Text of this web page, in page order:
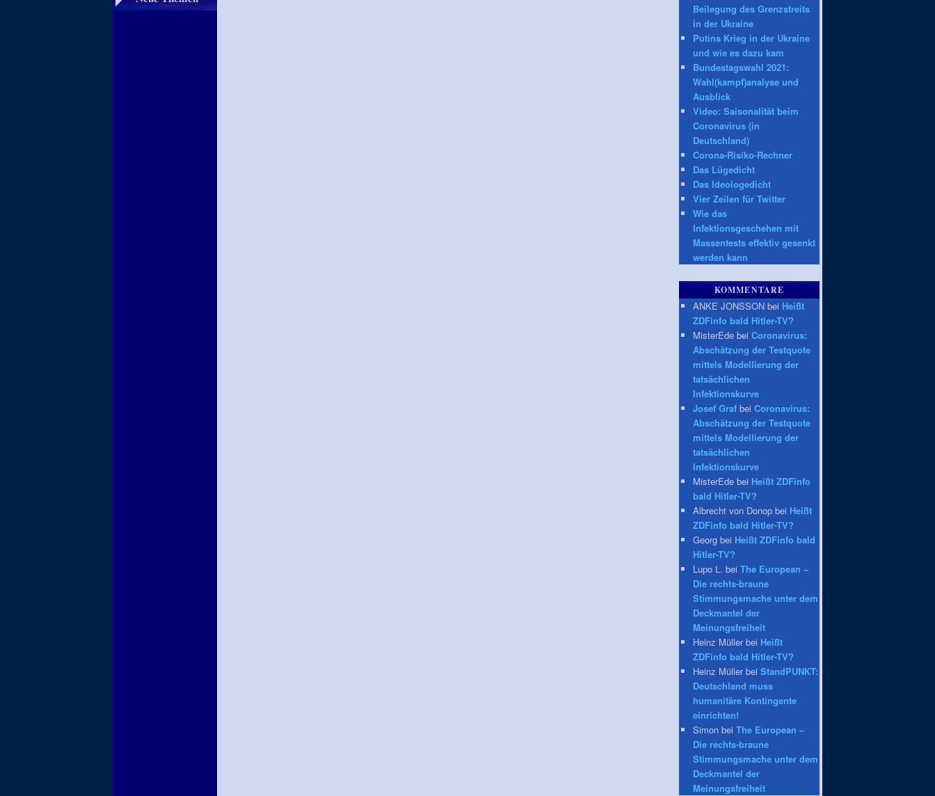
Beilegung des Grenzstreits
in der Ukraine
Putins Krieg in der Ukraine
und wie es dazu kam
Bundestagswahl 2021:
Wahl(kampf)analyse und
Ausblick
Video: Saisonalität beim
Coronavirus (in
Deutschland)
Corona-Risiko-Rechner
Das Lügedicht
Das Ideologedicht
Vier Zeilen für Twitter
Wie das
Infektionsgeschehen mit
Massentests effektiv gesenkt
werden kann
KOMMENTARE
ANKE JONSSON bei Heißt
ZDFinfo bald Hitler-TV?
MisterEde bei Coronavirus:
Abschätzung der Testquote
mittels Modellierung der
tatsächlichen
Infektionskurve
Josef Graf bei Coronavirus:
Abschätzung der Testquote
mittels Modellierung der
tatsächlichen
Infektionskurve
MisterEde bei Heißt ZDFinfo
bald Hitler-TV?
Albrecht von Donop bei Heißt
ZDFinfo bald Hitler-TV?
Georg bei Heißt ZDFinfo bald
Hitler-TV?
Lupo L. bei The European –
Die rechts-braune
Stimmungsmache unter dem
Deckmantel der
Meinungsfreiheit
Heinz Müller bei Heißt
ZDFinfo bald Hitler-TV?
Heinz Müller bei StandPUNKT:
Deutschland muss
humanitäre Kontingente
einrichten!
Simon bei The European –
Die rechts-braune
Stimmungsmache unter dem
Deckmantel der
Meinungsfreiheit